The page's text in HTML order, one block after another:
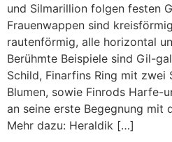
und Silmarillion folgen festen
Frauenwappen sind
rautenförmig, alle horizontal
Berühmte Beispiele sind Gil-
Schild, Finarfins Ring mit zwei
Blumen, sowie Finrods Harfe-
an seine erste Begegnung mit
Mehr dazu: Heraldik […]